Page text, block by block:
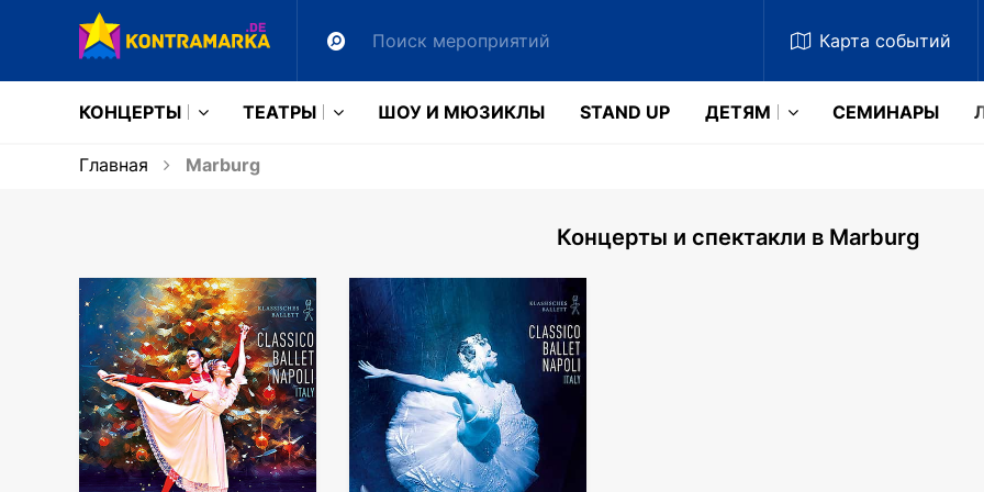
Карта событий
КОНЦЕРТЫ ТЕАТРЫ ШОУ И МЮЗИКЛЫ STAND UP ДЕТЯМ CЕМИНАРЫ
Главная Marburg
Концерты и спектакли в Marburg